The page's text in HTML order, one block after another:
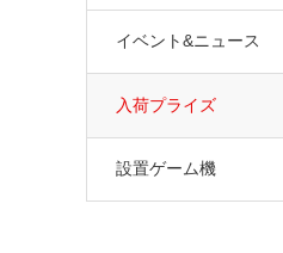
イベント&ニュース
入荷プライズ
設置ゲーム機